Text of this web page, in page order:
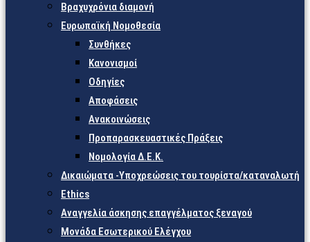
Βραχυχρόνια διαμονή
Ευρωπαϊκή Νομοθεσία
Συνθήκες
Κανονισμοί
Οδηγίες
Αποφάσεις
Ανακοινώσεις
Προπαρασκευαστικές Πράξεις
Νομολογία Δ.Ε.Κ.
Δικαιώματα -Υποχρεώσεις του τουρίστα/καταναλωτή
Ethics
Αναγγελία άσκησης επαγγέλματος ξεναγού
Μονάδα Εσωτερικού Ελέγχου